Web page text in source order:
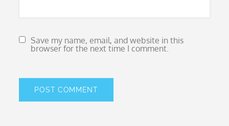
Save my name, email, and website in this
browser for the next time I comment.